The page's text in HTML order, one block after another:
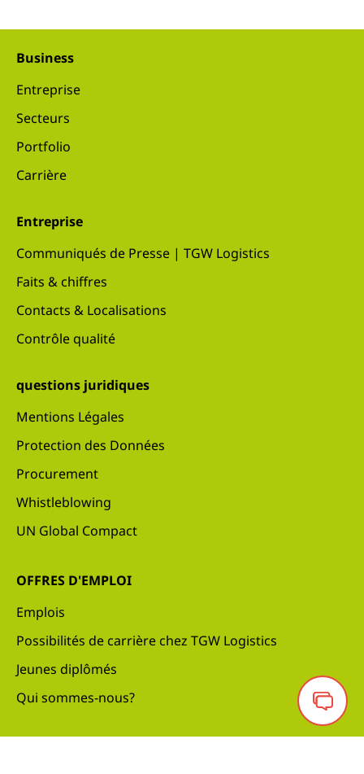
Business
Entreprise
Secteurs
Portfolio
Carrière
Entreprise
Communiqués de Presse | TGW Logistics
Faits & chiffres
Contacts & Localisations
Contrôle qualité
questions juridiques
Mentions Légales
Protection des Données
Procurement
Whistleblowing
UN Global Compact
OFFRES D'EMPLOI
Emplois
Possibilités de carrière chez TGW Logistics
Jeunes diplômés
Qui sommes-nous?